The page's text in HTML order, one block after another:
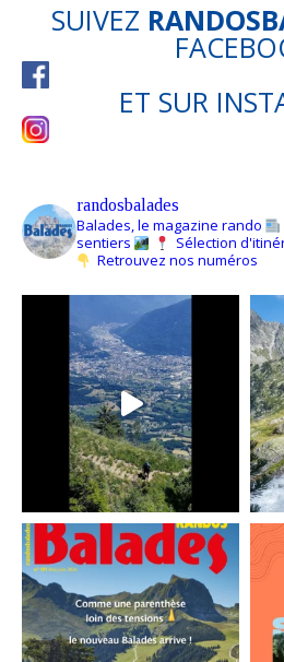
SUIVEZ
ET SUR
randosbalades
Balades, le magazine rando
sentiers
Sélection
Retrouvez nos numéros